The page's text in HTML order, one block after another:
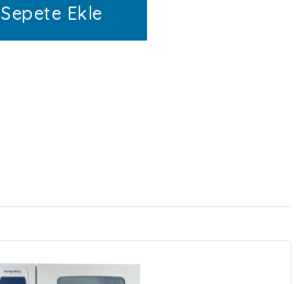
Sepete Ekle